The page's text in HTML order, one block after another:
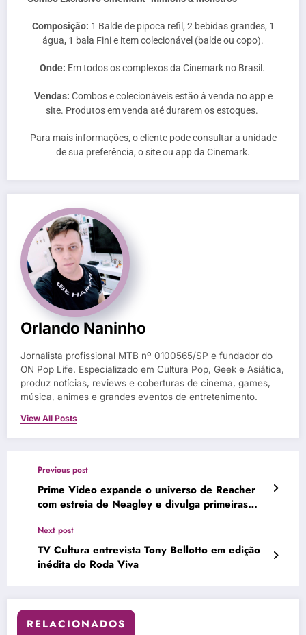
Composição: 1 Balde de pipoca refil, 2 bebidas grandes, 1
água, 1 bala Fini e item colecionável (balde ou copo).
Onde: Em todos os complexos da Cinemark no Brasil.
Vendas: Combos e colecionáveis estão à venda no app e
site. Produtos em venda até durarem os estoques.
Para mais informações, o cliente pode consultar a unidade
de sua preferência, o site ou app da Cinemark.
Orlando Naninho
Jornalista profissional MTB nº 0100565/SP e fundador do
ON Pop Life. Especializado em Cultura Pop, Geek e Asiática,
produz notícias, reviews e coberturas de cinema, games,
música, animes e grandes eventos de entretenimento.
View All Posts
Previous post
Prime Video expande o universo de Reacher
com estreia de Neagley e divulga primeiras
Next post
TV Cultura entrevista Tony Bellotto em edição
inédita do Roda Viva
RELACIONADOS